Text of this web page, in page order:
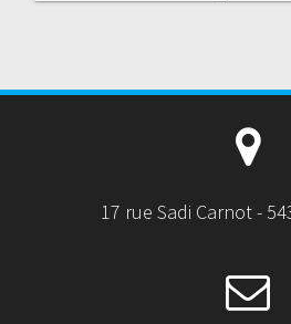
17 rue Sadi Carnot -